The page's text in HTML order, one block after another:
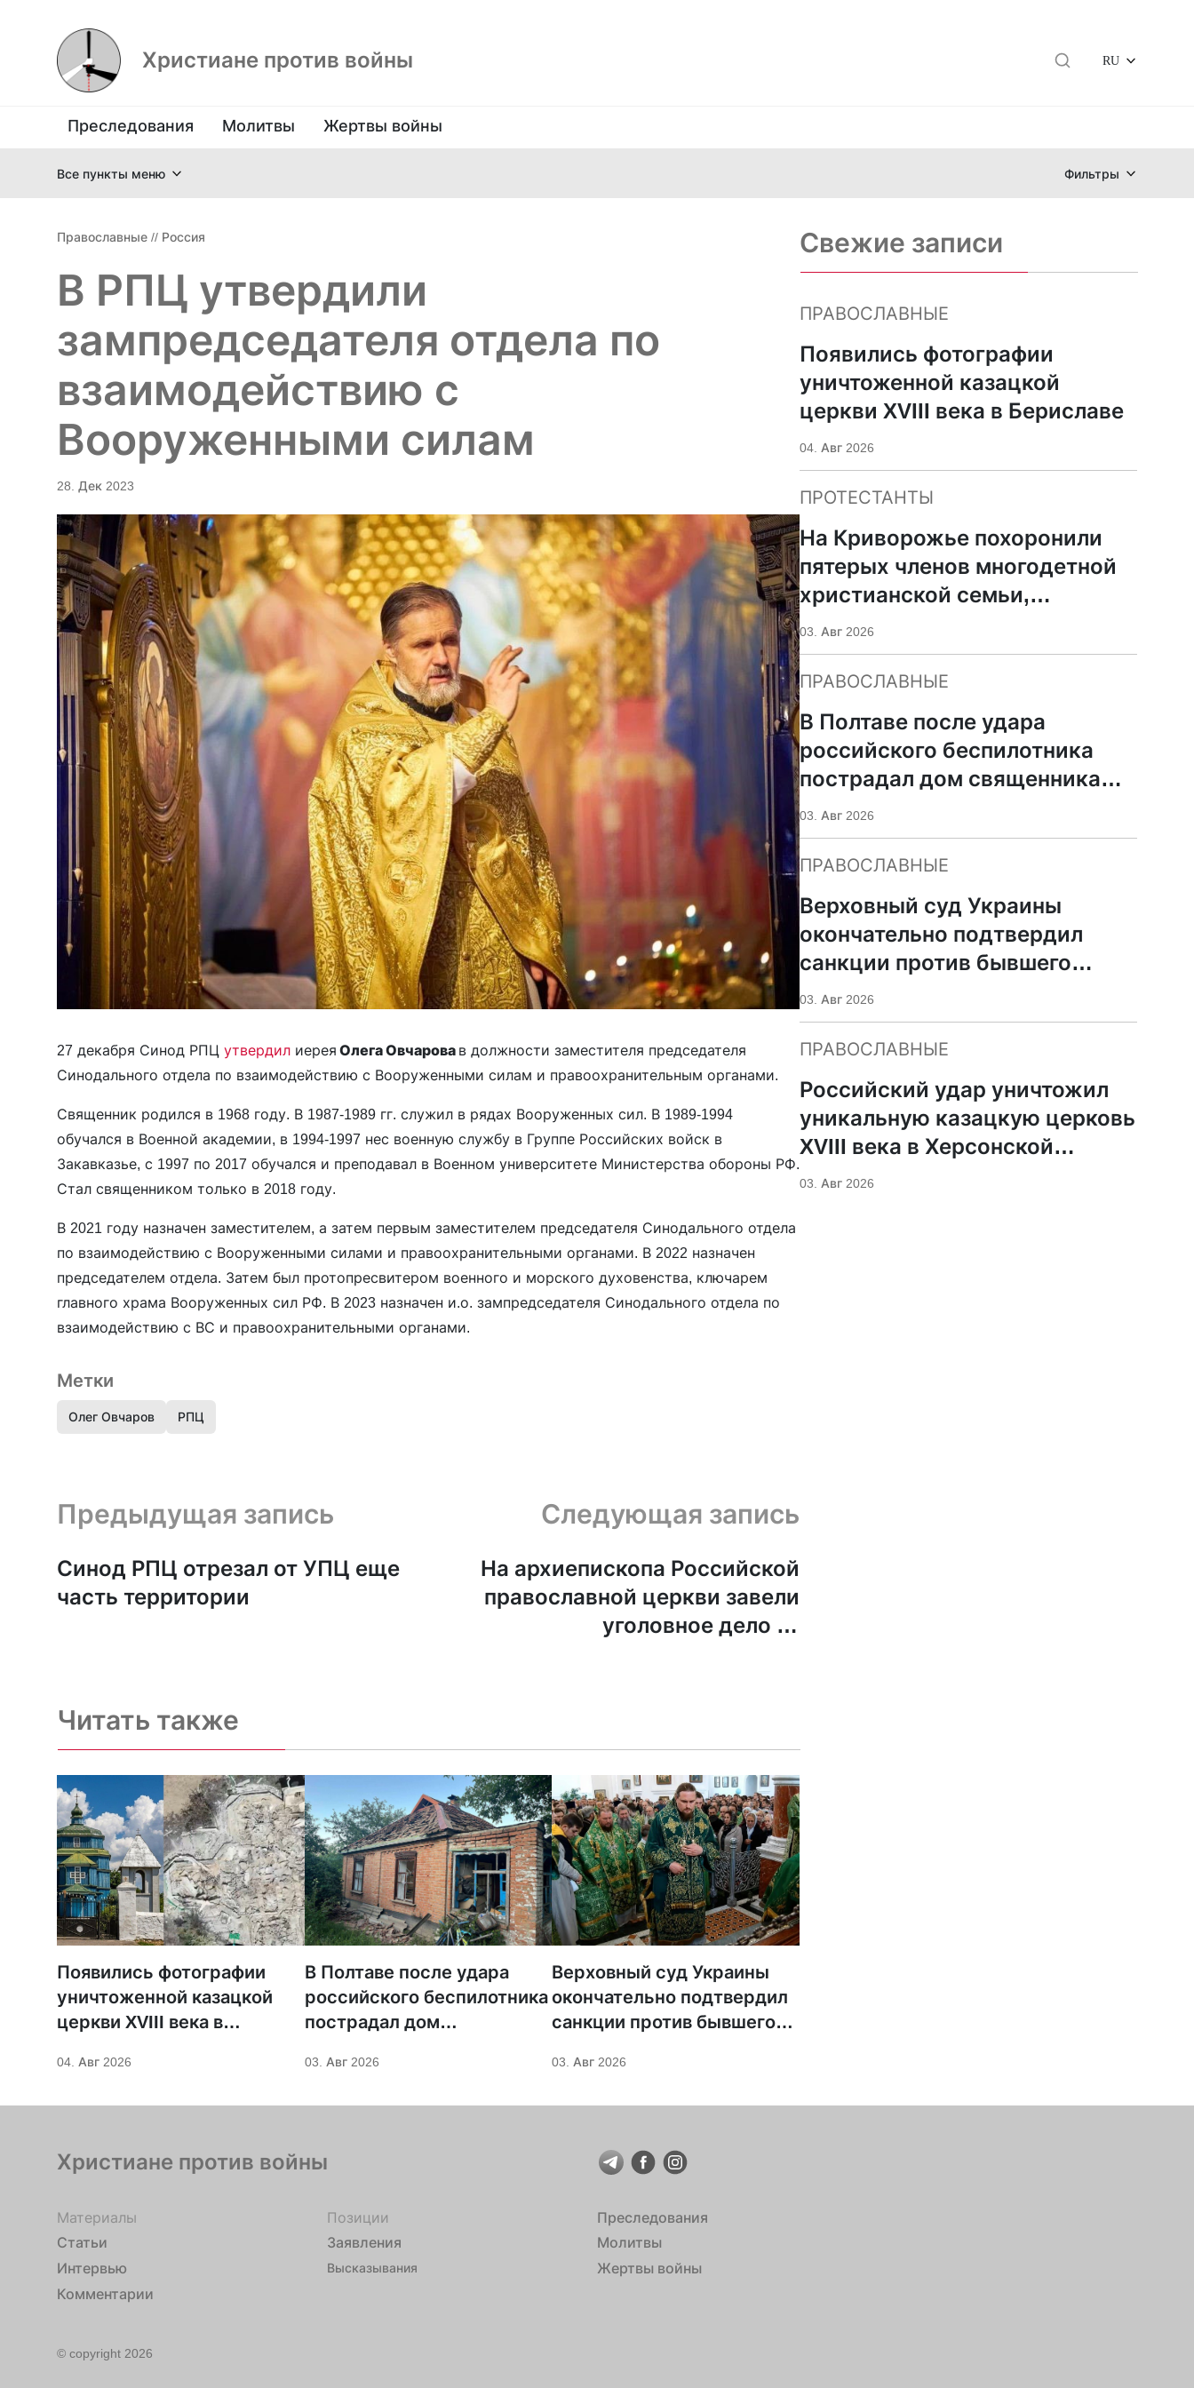
Христиане против войны RU
Преследования Молитвы Жертвы войны
Все пункты меню Фильтры
Православные // Россия
В РПЦ утвердили
зампредседателя отдела по
взаимодействию с
Вооруженными силам
28. Дек 2023
27 декабря Синод РПЦ утвердил иерея Олега Овчарова в должности заместителя председателя
Синодального отдела по взаимодействию с Вооруженными силам и правоохранительным органами.
Священник родился в 1968 году. В 1987-1989 гг. служил в рядах Вооруженных сил. В 1989-1994
обучался в Военной академии, в 1994-1997 нес военную службу в Группе Российских войск в
Закавказье, с 1997 по 2017 обучался и преподавал в Военном университете Министерства обороны РФ.
Стал священником только в 2018 году.
В 2021 году назначен заместителем, а затем первым заместителем председателя Синодального отдела
по взаимодействию с Вооруженными силами и правоохранительными органами. В 2022 назначен
председателем отдела. Затем был протопресвитером военного и морского духовенства, ключарем
главного храма Вооруженных сил РФ. В 2023 назначен и.о. зампредседателя Синодального отдела по
взаимодействию с ВС и правоохранительными органами.
Метки
Олег Овчаров РПЦ
Предыдущая запись и следующая запись
Предыдущая запись
Синод РПЦ отрезал от УПЦ еще
часть территории
Следующая запись
На архиепископа Российской
православной церкви завели
уголовное дело за
Читать также
Появились фотографии
уничтоженной казацкой
церкви XVIII века в
04. Авг 2026
В Полтаве после удара
российского беспилотника
пострадал дом
03. Авг 2026
Верховный суд Украины
окончательно подтвердил
санкции против бывшего
03. Авг 2026
Свежие записи
ПРАВОСЛАВНЫЕ
Появились фотографии
уничтоженной казацкой
церкви XVIII века в Бериславе
04. Авг 2026
ПРОТЕСТАНТЫ
На Криворожье похоронили
пятерых членов многодетной
христианской семьи,
погибших при российском
ударе
03. Авг 2026
ПРАВОСЛАВНЫЕ
В Полтаве после удара
российского беспилотника
пострадал дом священника
УПЦ
03. Авг 2026
ПРАВОСЛАВНЫЕ
Верховный суд Украины
окончательно подтвердил
санкции против бывшего
митрополита УПЦ Иосифа
03. Авг 2026
ПРАВОСЛАВНЫЕ
Российский удар уничтожил
уникальную казацкую церковь
XVIII века в Херсонской
области
03. Авг 2026
Христиане против войны
Материалы
Статьи
Интервью
Комментарии
Позиции
Заявления
Высказывания
Преследования
Молитвы
Жертвы войны
© copyright 2026